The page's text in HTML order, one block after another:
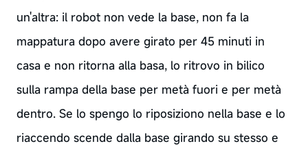
un'altra: il robot non vede la base, non fa la
mappatura dopo avere girato per 45 minuti in
casa e non ritorna alla basa, lo ritrovo in bilico
sulla rampa della base per metà fuori e per metà
dentro. Se lo spengo lo riposiziono nella base e lo
riaccendo scende dalla base girando su stesso e